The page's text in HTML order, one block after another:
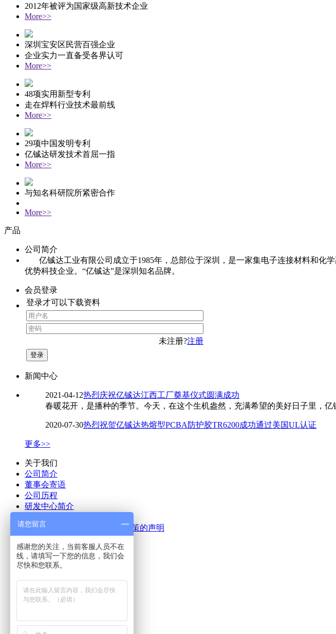
2012年被评为国家级高新技术企业
More>>
深圳宝安区民营百强企业
企业实力一直备受各界认可
More>>
48项实用新型专利
走在焊料行业技术最前线
More>>
29项中国发明专利
亿铖达研发技术首屈一指
More>>
与知名科研院所紧密合作
More>>
产品
公司简介
亿铖达工业有限公司成立于1985年，总部位于深圳，是一家集电子连接材料和化
优势科技企业。“亿铖达”是深圳知名品牌。
会员登录
登录才可以下载资料
未注册?注册
新闻中心
2021-04-12热烈庆祝亿铖达江西工厂奠基仪式圆满成功
春暖花开，是播种的季节。今天，在这个生机盎然，充满希望的美好日子里，
2020-07-30热烈祝贺亿铖达热熔型PCBA防护胶TR6200成功通过美国UL认证
更多>>
关于我们
公司简介
董事会寄语
公司历程
研发中心简介
公司关于无冲突金属的采购政策的声明
联系我们
产品中心
锡线
锡条
锡膏
助焊剂
胶粘剂
请您留言
感谢您的关注，当前客服人员不在
线，请填写一下您的信息，我们会
尽快和您联系。